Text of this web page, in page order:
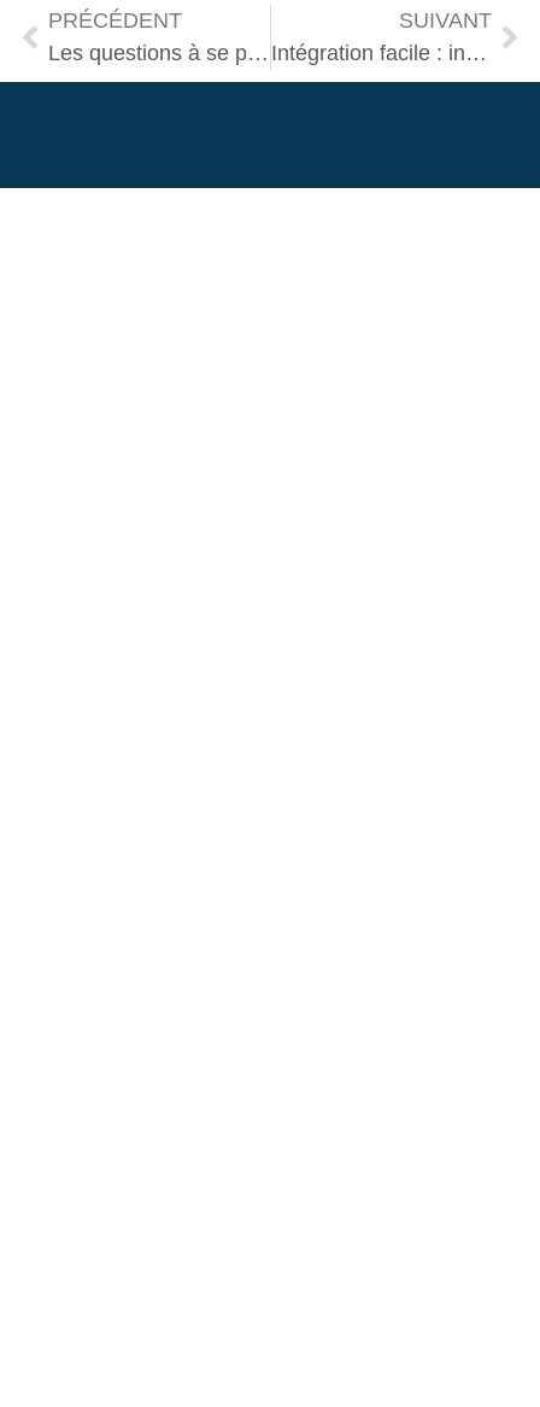
PRÉCÉDENT
Les questions à se poser avant d’automatiser son domicile
SUIVANT
Intégration facile : installer un assistant vocal dans votre foyer